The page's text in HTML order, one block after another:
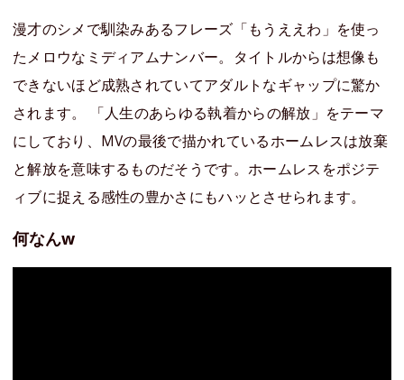
漫才のシメで馴染みあるフレーズ「もうええわ」を使っ
たメロウなミディアムナンバー。タイトルからは想像も
できないほど成熟されていてアダルトなギャップに驚か
されます。 「人生のあらゆる執着からの解放」をテーマ
にしており、MVの最後で描かれているホームレスは放棄
と解放を意味するものだそうです。ホームレスをポジテ
ィブに捉える感性の豊かさにもハッとさせられます。
何なんw